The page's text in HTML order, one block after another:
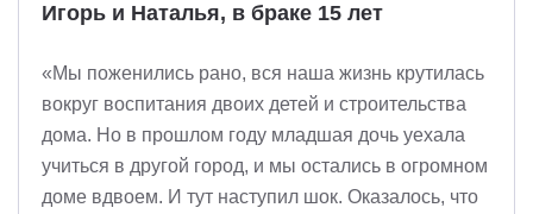
Игорь и Наталья, в браке 15 лет
«Мы поженились рано, вся наша жизнь крутилась
вокруг воспитания двоих детей и строительства
дома. Но в прошлом году младшая дочь уехала
учиться в другой город, и мы остались в огромном
доме вдвоем. И тут наступил шок. Оказалось, что